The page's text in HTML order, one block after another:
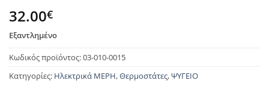
32.00€
Εξαντλημένο
Κωδικός προϊόντος:03-010-0015
Κατηγορίες: Ηλεκτρικά ΜΕΡΗ,Θερμοστάτες,ΨΥΓΕΙΟ